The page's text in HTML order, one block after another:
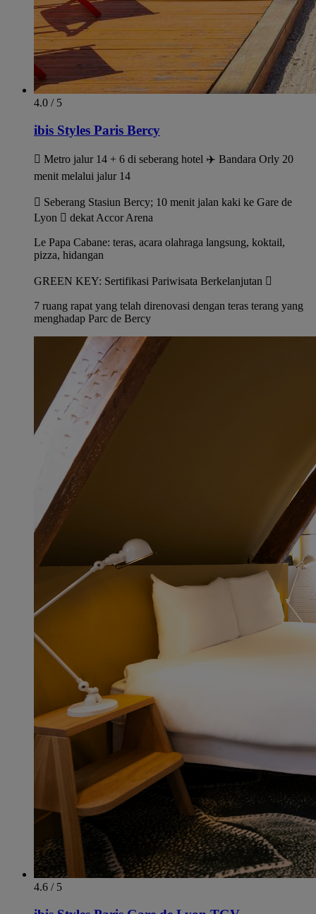
4.0 / 5
ibis Styles Paris Bercy
 Metro jalur 14 + 6 di seberang hotel ✈️ Bandara Orly 20
menit melalui jalur 14
 Seberang Stasiun Bercy; 10 menit jalan kaki ke Gare de
Lyon  dekat Accor Arena
Le Papa Cabane: teras, acara olahraga langsung, koktail,
pizza, hidangan
GREEN KEY: Sertifikasi Pariwisata Berkelanjutan 
7 ruang rapat yang telah direnovasi dengan teras terang yang
menghadap Parc de Bercy
4.6 / 5